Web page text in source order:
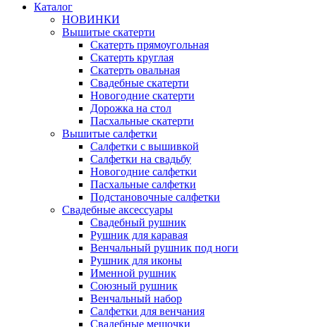
Каталог
НОВИНКИ
Вышитые скатерти
Скатерть прямоугольная
Скатерть круглая
Скатерть овальная
Свадебные скатерти
Новогодние скатерти
Дорожка на стол
Пасхальные скатерти
Вышитые салфетки
Салфетки с вышивкой
Салфетки на свадьбу
Новогодние салфетки
Пасхальные салфетки
Подстановочные салфетки
Свадебные аксессуары
Свадебный рушник
Рушник для каравая
Венчальный рушник под ноги
Рушник для иконы
Именной рушник
Союзный рушник
Венчальный набор
Салфетки для венчания
Свадебные мешочки